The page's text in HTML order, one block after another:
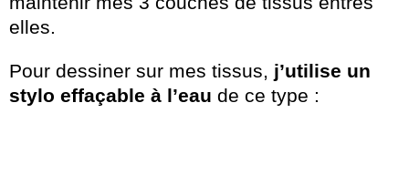
elles.
Pour dessiner sur mes tissus, j’utilise un
stylo effaçable à l’eau de ce type :